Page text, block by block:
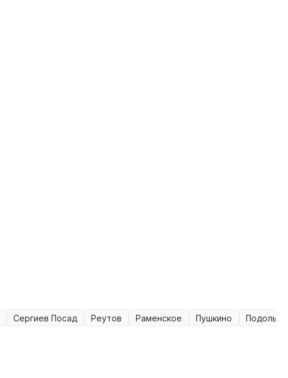
Сергиев Посад Реутов Раменское Пушкино Подольск